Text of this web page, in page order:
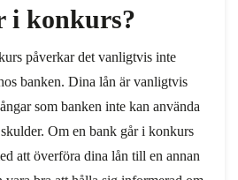
i konkurs?
påverkar det vanligtvis inte
banken. Dina lån är vanligtvis
som banken inte kan använda
Om en bank går i konkurs
att överföra dina lån till en annan